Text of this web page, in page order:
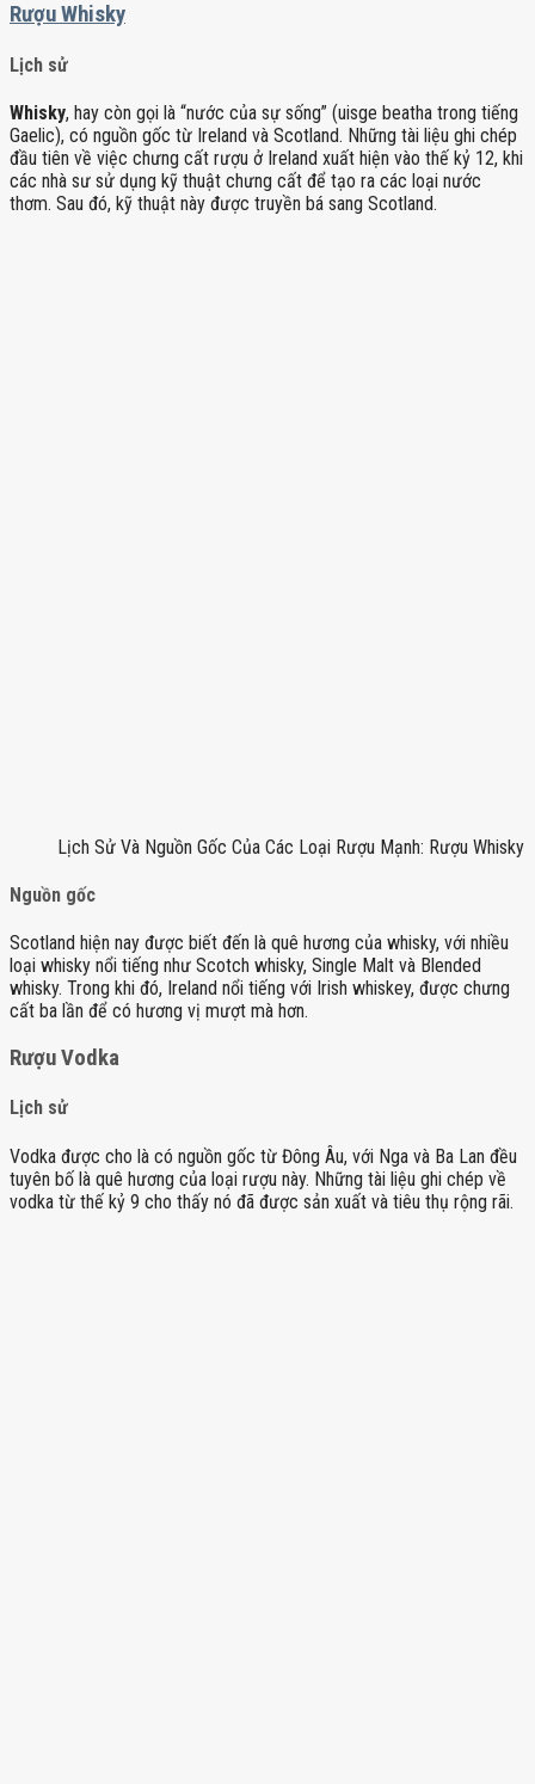
Rượu Whisky
Lịch sử
Whisky, hay còn gọi là “nước của sự sống” (uisge beatha trong tiếng
Gaelic), có nguồn gốc từ Ireland và Scotland. Những tài liệu ghi chép
đầu tiên về việc chưng cất rượu ở Ireland xuất hiện vào thế kỷ 12, khi
các nhà sư sử dụng kỹ thuật chưng cất để tạo ra các loại nước
thơm. Sau đó, kỹ thuật này được truyền bá sang Scotland.
Lịch Sử Và Nguồn Gốc Của Các Loại Rượu Mạnh: Rượu Whisky
Nguồn gốc
Scotland hiện nay được biết đến là quê hương của whisky, với nhiều
loại whisky nổi tiếng như Scotch whisky, Single Malt và Blended
whisky. Trong khi đó, Ireland nổi tiếng với Irish whiskey, được chưng
cất ba lần để có hương vị mượt mà hơn.
Rượu Vodka
Lịch sử
Vodka được cho là có nguồn gốc từ Đông Âu, với Nga và Ba Lan đều
tuyên bố là quê hương của loại rượu này. Những tài liệu ghi chép về
vodka từ thế kỷ 9 cho thấy nó đã được sản xuất và tiêu thụ rộng rãi.